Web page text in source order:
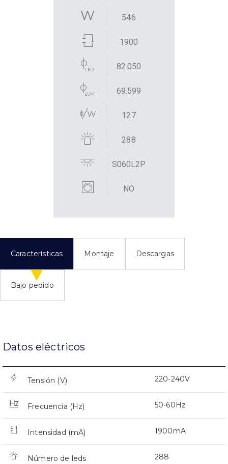
546
1900
82.050
69.599
127
288
S060L2P
NO
Características Montaje Descargas
Bajo pedido
Datos eléctricos
Tensión (V) 220-240V
Frecuencia (Hz) 50-60Hz
Intensidad (mA) 1900mA
Número de leds 288